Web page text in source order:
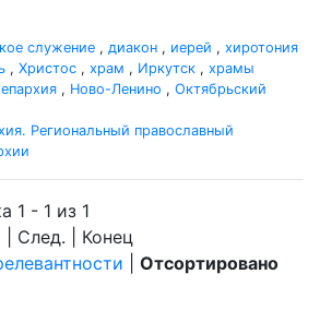
служение , диакон , иерей , хиротония
, Христос , храм , Иркутск , храмы
, Ново-Ленино , Октябрьский
Региональный православный
1 - 1 из 1
| След. | Конец
Отсортировано